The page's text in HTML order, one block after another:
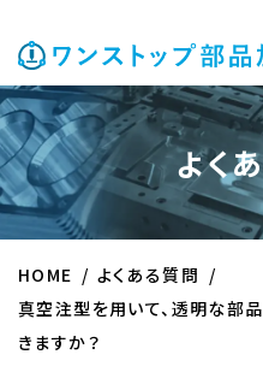
よく
HOME
よくある質問
真空注型を用いて、透明な部
きますか？